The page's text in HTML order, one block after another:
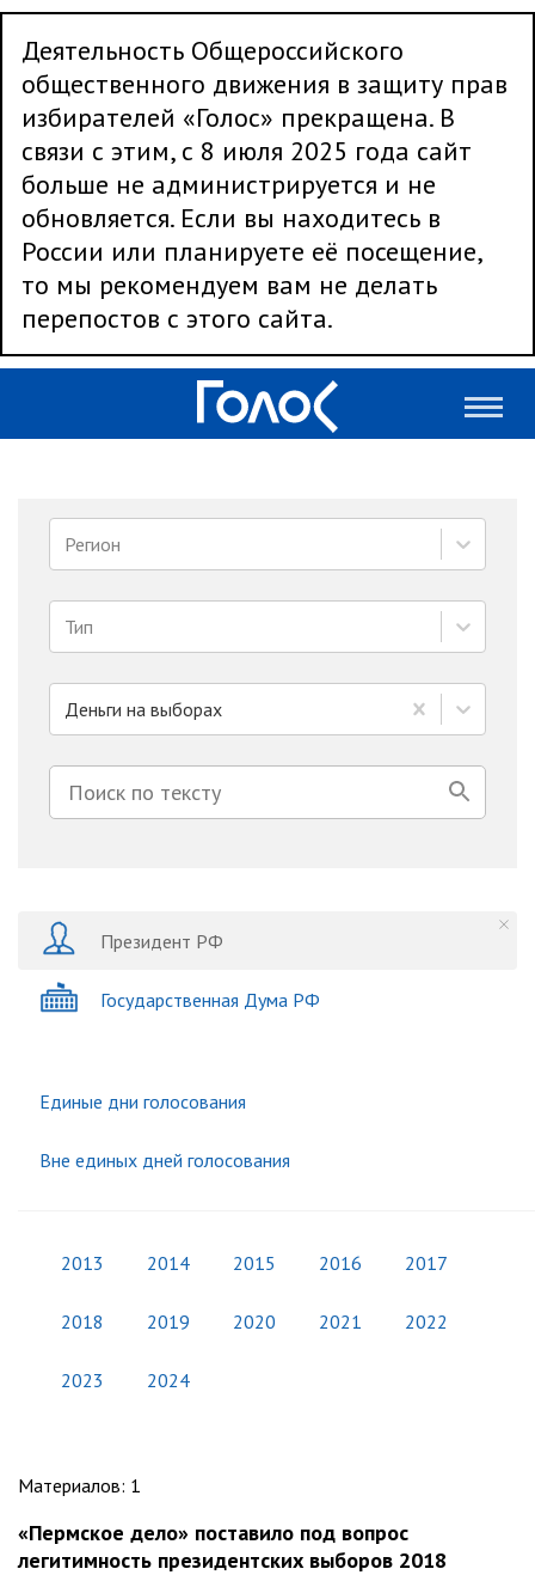
Деятельность Общероссийского
общественного движения в защиту прав
избирателей «Голос» прекращена. В
связи с этим, с 8 июля 2025 года сайт
больше не администрируется и не
обновляется. Если вы находитесь в
России или планируете её посещение,
то мы рекомендуем вам не делать
перепостов с этого сайта.
Регион
Тип
Деньги на выборах
Президент РФ
Государственная Дума РФ
Единые дни голосования
Вне единых дней голосования
2013 2014 2015 2016 2017
2018 2019 2020 2021 2022
2023 2024
Материалов: 1
«Пермское дело» поставило под вопрос
легитимность президентских выборов 2018